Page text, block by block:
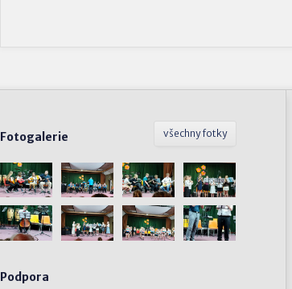
všechny fotky
Fotogalerie
Podpora